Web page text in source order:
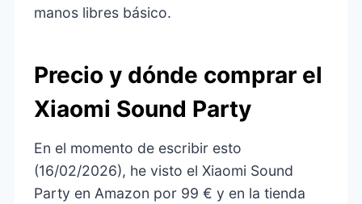
manos libres básico.
Precio y dónde comprar el
Xiaomi Sound Party
En el momento de escribir esto
(16/02/2026), he visto el Xiaomi Sound
Party en Amazon por 99 € y en la tienda